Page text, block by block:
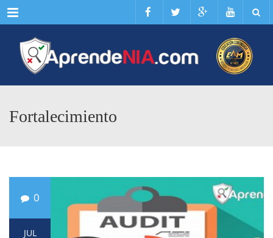
Menu
Fortalecimiento
0
JUL